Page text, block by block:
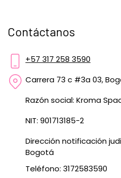
Contáctanos
+57 317 258 3590
Carrera 73 c #3a 03,
Razón social: Kroma
NIT: 901713185-2
Dirección notificación
Bogotá
Teléfono: 3172583590